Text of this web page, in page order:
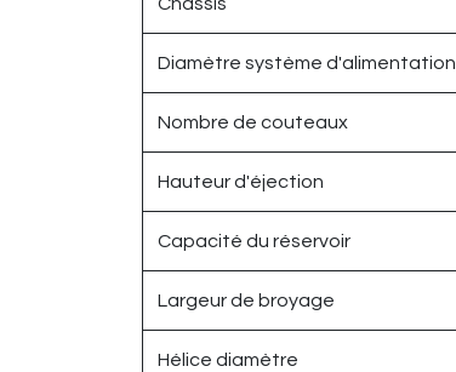
Chassis
Diamètre système d'alimentation
Nombre de couteaux
Hauteur d'éjection
Capacité du réservoir
Largeur de broyage
Hélice diamètre